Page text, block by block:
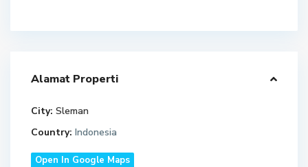
Alamat Properti
City: Sleman
Country: Indonesia
Open In Google Maps